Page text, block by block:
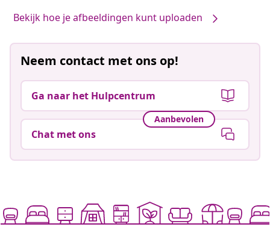
Bekijk hoe je afbeeldingen kunt uploaden
Neem contact met ons op!
Ga naar het Hulpcentrum
Aanbevolen
Chat met ons